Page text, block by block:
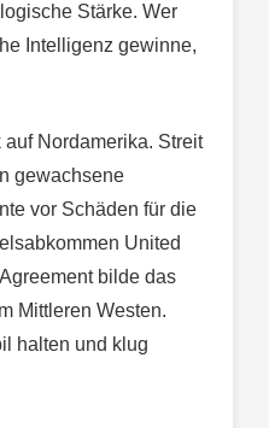
Stärke. Wer
Intelligenz gewinne,
Nordamerika. Streit
gewachsene
vor Schäden für die
United
bilde das
Mittleren Westen.
halten und klug